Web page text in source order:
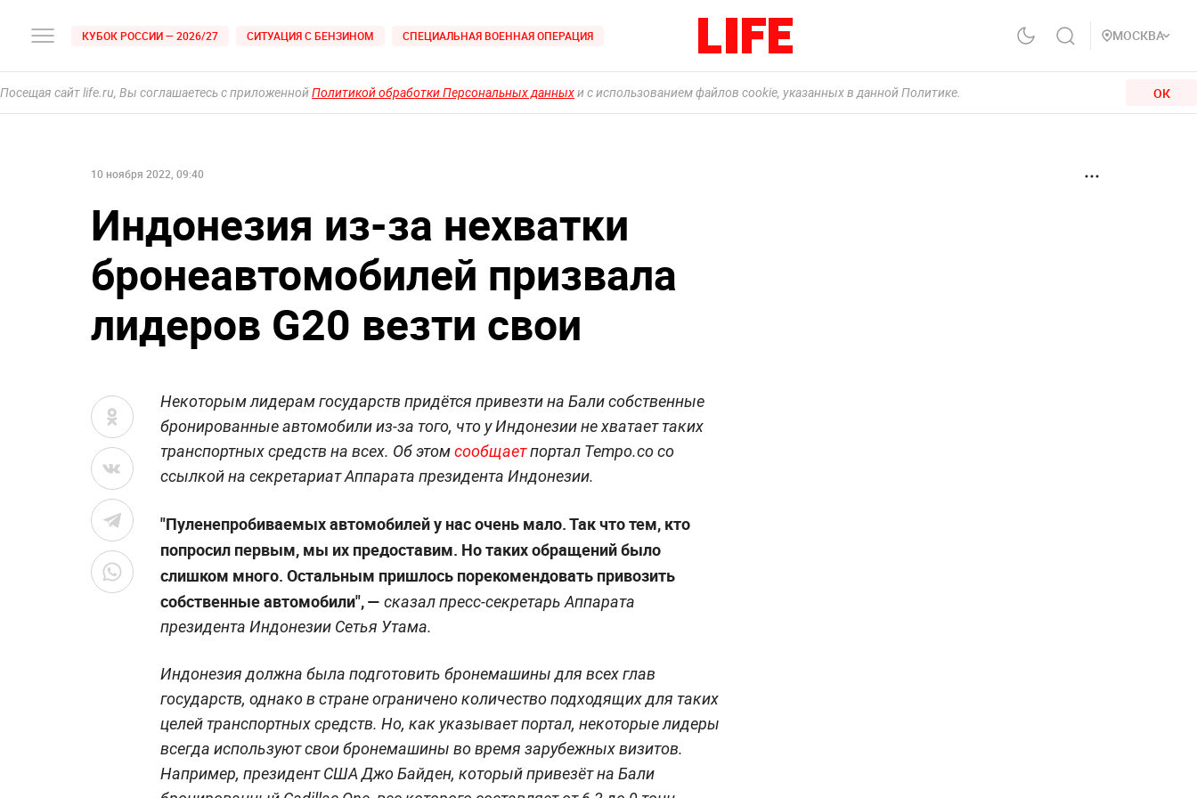
КУБОК РОССИИ — 2026/27 СИТУАЦИЯ С БЕНЗИНОМ СПЕЦИАЛЬНАЯ ВОЕННАЯ ОПЕРАЦИЯ МОСКВА
Посещая сайт life.ru, Вы соглашаетесь с приложеннойПолитикой обработки Персональных данныхи с использованием файлов cookie, указанных в данной Политике. ОК
10 ноября 2022, 09:40
Индонезия из-за нехватки
бронеавтомобилей призвала
лидеров G20 везти свои
Некоторым лидерам государств придётся привезти на Бали собственные
бронированные автомобили из-за того, что у Индонезии не хватает таких
транспортных средств на всех. Об этомсообщаетпортал Tempo.co со
ссылкой на секретариат Аппарата президента Индонезии.
"Пуленепробиваемых автомобилей у нас очень мало. Так что тем, кто
попросил первым, мы их предоставим. Но таких обращений было
слишком много. Остальным пришлось порекомендовать привозить
собственные автомобили", — сказал пресс-секретарь Аппарата
президента Индонезии Сетья Утама.
Индонезия должна была подготовить бронемашины для всех глав
государств, однако в стране ограничено количество подходящих для таких
целей транспортных средств. Но, как указывает портал, некоторые лидеры
всегда используют свои бронемашины во время зарубежных визитов.
Например, президент США Джо Байден, который привезёт на Бали